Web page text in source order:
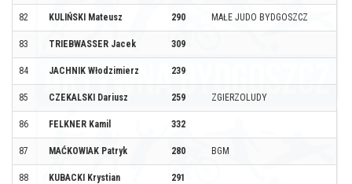
82 KULIŃSKI Mateusz 290 MAŁE JUDO BYDGOSZCZ
83 TRIEBWASSER Jacek 309
84 JACHNIK Włodzimierz 239
85 CZEKALSKI Dariusz 259 ZGIERZOLUDY
86 FELKNER Kamil 332
87 MAĆKOWIAK Patryk 280 BGM
88 KUBACKI Krystian 291